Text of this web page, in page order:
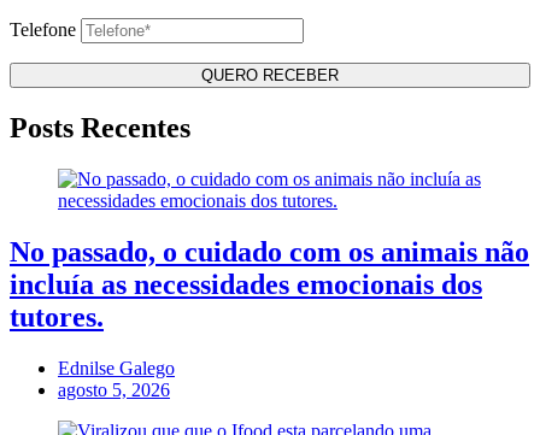
Telefone
Posts Recentes
No passado, o cuidado com os animais não
incluía as necessidades emocionais dos
tutores.
Ednilse Galego
agosto 5, 2026